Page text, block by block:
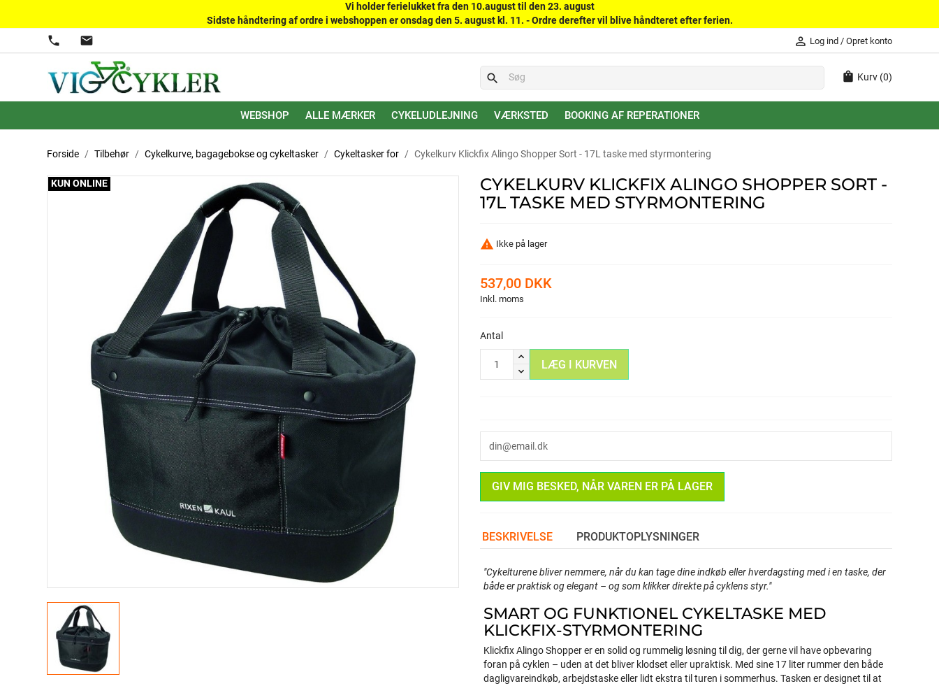
Vi holder ferielukket fra den 10.august til den 23. august
Sidste håndtering af ordre i webshoppen er onsdag den 5. august kl. 11. - Ordre derefter vil blive håndteret efter ferien.
phone mail person_outline Log ind / Opret konto
search shopping_bag Kurv (0)
WEBSHOP ALLE MÆRKER CYKELUDLEJNING VÆRKSTED BOOKING AF REPERATIONER
Forside Tilbehør Cykelkurve, bagagebokse og cykeltasker Cykeltasker for Cykelkurv Klickfix Alingo Shopper Sort - 17L taske med styrmontering
KUN ONLINE
CYKELKURV KLICKFIX ALINGO SHOPPER SORT -
17L TASKE MED STYRMONTERING
 Ikke på lager
537,00 DKK
Inkl. moms
Antal
LÆG I KURVEN
GIV MIG BESKED, NÅR VAREN ER PÅ LAGER
BESKRIVELSE PRODUKTOPLYSNINGER
"Cykelturene bliver nemmere, når du kan tage dine indkøb eller hverdagsting med i en taske, der
både er praktisk og elegant – og som klikker direkte på cyklens styr."
SMART OG FUNKTIONEL CYKELTASKE MED
KLICKFIX-STYRMONTERING
Klickfix Alingo Shopper er en solid og rummelig løsning til dig, der gerne vil have opbevaring
foran på cyklen – uden at det bliver klodset eller upraktisk. Med sine 17 liter rummer den både
dagligvareindkøb, arbejdstaske eller lidt ekstra til turen i sommerhus. Tasken er designet til at